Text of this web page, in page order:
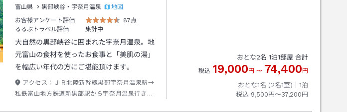
富山県 黒部峡谷・宇奈月温泉
地図
お客様アンケート評価
87点
るるぶトラベル評価
集計中
大自然の黒部峡谷に囲まれた宇奈月温泉。地
元富山の食材を使ったお食事と「美肌の湯」
を幅広い年代の方にご堪能頂けます。
アクセス：
ＪＲ北陸新幹線黒部宇奈月温泉駅→
私鉄富山地方鉄道新黒部駅から宇奈月温泉行き約
おとな2名 1泊1部屋 合計
税込 19,000 円 〜 74,400 円
おとな1名 (2名1室)｜ 1泊
税込 9,500円〜37,200円